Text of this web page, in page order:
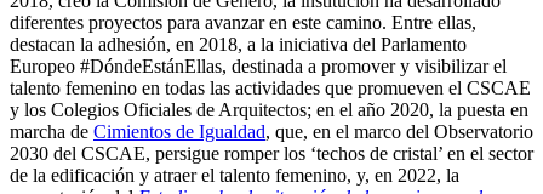
diferentes proyectos para avanzar en este camino. Entre ellas,
destacan la adhesión, en 2018, a la iniciativa del Parlamento
Europeo #DóndeEstánEllas, destinada a promover y visibilizar el
talento femenino en todas las actividades que promueven el CSCAE
y los Colegios Oficiales de Arquitectos; en el año 2020, la puesta en
marcha de Cimientos de Igualdad, que, en el marco del Observatorio
2030 del CSCAE, persigue romper los ‘techos de cristal’ en el sector
de la edificación y atraer el talento femenino, y, en 2022, la